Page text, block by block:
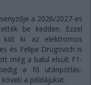
a 2026/2027-es
be kedden. Ezzel
köt ki az elektromos
és Felipe Drugovich is
még a balul elsült F1-
a fő utánpótlás-
a példájukat.